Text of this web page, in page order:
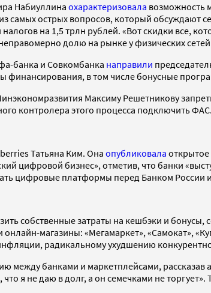
Набиуллина охарактеризовала возможность
самых острых вопросов, который обсуждают
на 1,5 трлн рублей. «Вот скидки все,
долю на рынке у физических
банка и Совкомбанка направили
финансирования, в том числе бонусные
Максиму Решетникову
контролера этого процесса подключить ФАС.
Татьяна Ким. Она опубликовала открытое
цифровой бизнес», отметив, что банки
цифровые платформы перед Банком России
собственные затраты на кешбэки и
магазины: «Мегамаркет», «Самокат»,
радикальному ухудшению
между банками и маркетплейсами,
я не даю в долг, а он семечками не